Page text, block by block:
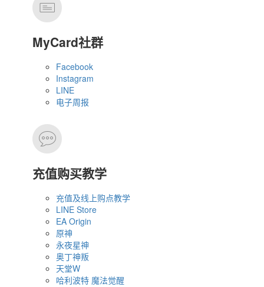
MyCard社群
Facebook
Instagram
LINE
电子周报
充值购买教学
充值及线上购点教学
LINE Store
EA Origin
原神
永夜星神
奥丁神叛
天堂W
哈利波特 魔法觉醒